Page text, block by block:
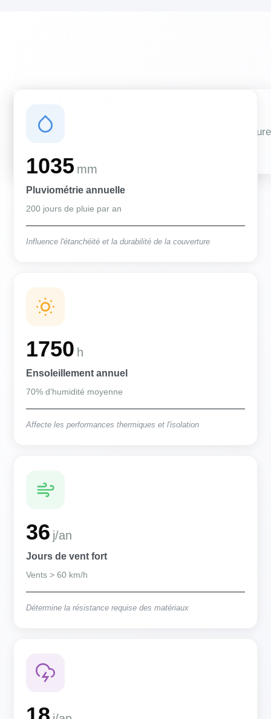
Des conditions qui influencent vos travaux de couverture
1035 mm
Pluviométrie annuelle
200 jours de pluie par an
Influence l'étanchéité et la durabilité de la couverture
1750 h
Ensoleillement annuel
70% d'humidité moyenne
Affecte les performances thermiques et l'isolation
36 j/an
Jours de vent fort
Vents > 60 km/h
Détermine la résistance requise des matériaux